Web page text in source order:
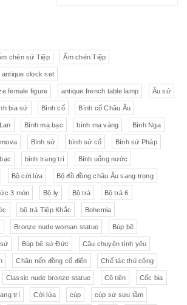
chén sứ Tiệp Ấm chén Tiệp
antique clock set
female figure antique french table lamp Âu sứ
bia sứ Bình cổ Bình cổ Châu Âu
Bình mạ bạc bình mạ vàng Bình Nga
Bình sứ bình sứ cổ Bình sứ Pháp
bình trang trí Bình uống nước
Bộ cời lửa Bộ đồ đồng châu Âu sang trọng
3 món Bộ ly Bộ trà Bộ trà 6
bộ trà Tiệp Khắc Bohemia
Bronze nude woman statue Búp bê
Búp bê sứ Đức Câu chuyện tình yêu
Chân nến đồng cổ điển Chế tác thủ công
Classic nude bronze statue Cô tiên Cốc bia
trí Cời lửa cúp cúp sứ sưu tầm